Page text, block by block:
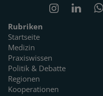
Rubriken
Startseite
Medizin
Praxiswissen
Politik & Debatte
Regionen
Kooperationen